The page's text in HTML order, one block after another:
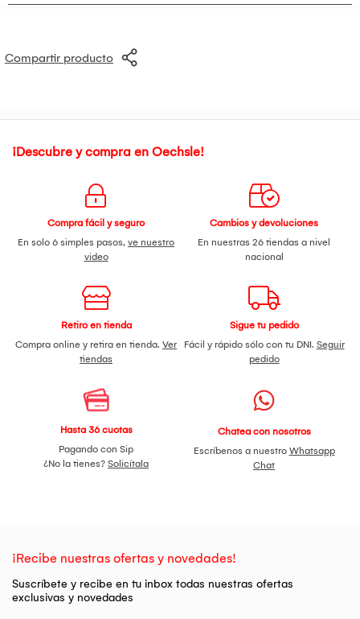
Compartir producto
¡Descubre y compra en Oechsle!
Compra fácil y seguro
En solo 6 simples pasos, ve nuestro
video
Cambios y devoluciones
En nuestras 26 tiendas a nivel
nacional
Retiro en tienda
Compra online y retira en tienda. Ver
tiendas
Sigue tu pedido
Fácil y rápido sólo con tu DNI. Seguir
pedido
Hasta 36 cuotas
Pagando con Sip
¿No la tienes? Solicítala
Chatea con nosotros
Escríbenos a nuestro Whatsapp
Chat
¡Recibe nuestras ofertas y novedades!
Suscríbete y recibe en tu inbox todas nuestras ofertas
exclusivas y novedades